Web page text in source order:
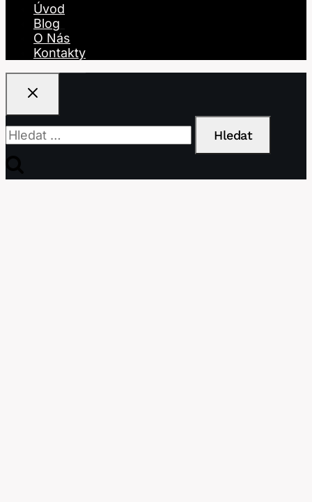
Úvod
Blog
O Nás
Kontakty
Vyhledávání